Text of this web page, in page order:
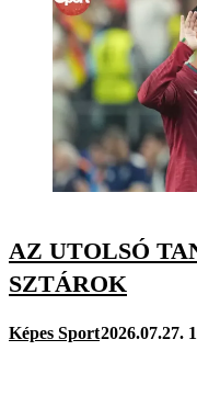
AZ UTOLSÓ
SZTÁROK
Képes Sport2026.07.27.